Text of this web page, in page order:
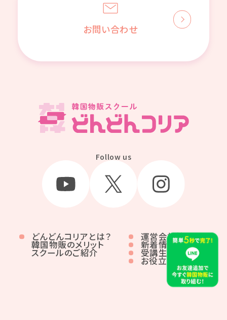
お問い合わせ
Follow us
どんどんコリアとは？
韓国物販のメリット
スクールのご紹介
運営会社情報
新着情報
受講生の声
お役立ち情報